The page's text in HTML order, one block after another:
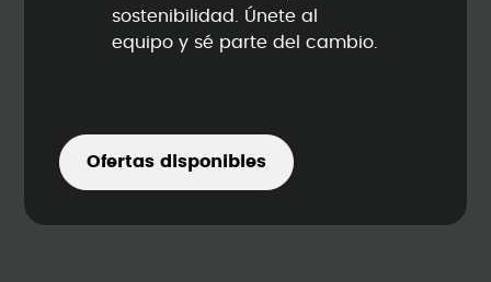
sostenibilidad. Únete al
equipo y sé parte del cambio.
Ofertas disponibles